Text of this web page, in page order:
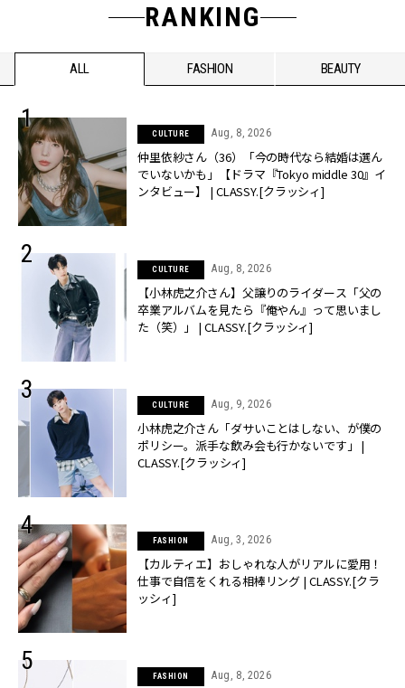
RANKING
ALL FASHION BEAUTY
CULTURE Aug, 8, 2026
仲里依紗さん（36）「今の時代なら結婚は選ん
でいないかも」【ドラマ『Tokyo middle 30』イ
ンタビュー】 | CLASSY.[クラッシィ]
CULTURE Aug, 8, 2026
【小林虎之介さん】父譲りのライダース「父の
卒業アルバムを見たら『俺やん』って思いまし
た（笑）」 | CLASSY.[クラッシィ]
CULTURE Aug, 9, 2026
小林虎之介さん「ダサいことはしない、が僕の
ポリシー。派手な飲み会も行かないです」 |
CLASSY.[クラッシィ]
FASHION Aug, 3, 2026
【カルティエ】おしゃれな人がリアルに愛用！
仕事で自信をくれる相棒リング | CLASSY.[クラ
ッシィ]
FASHION Aug, 8, 2026